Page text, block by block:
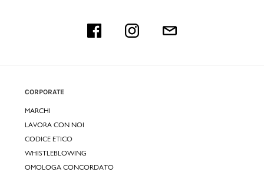
CORPORATE
MARCHI
LAVORA CON NOI
CODICE ETICO
WHISTLEBLOWING
OMOLOGA CONCORDATO